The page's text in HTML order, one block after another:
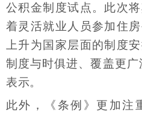
公积金制度试点。此次
着灵活就业人员参加住
上升为国家层面的制度
制度与时俱进、覆盖更广
表示。
此外，《条例》更加注